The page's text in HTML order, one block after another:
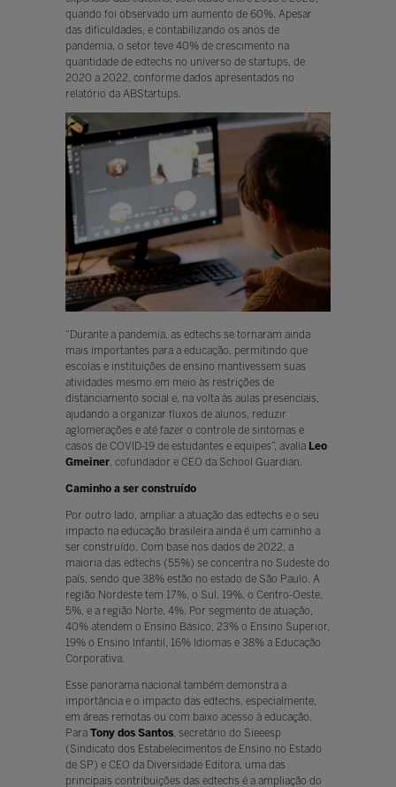
quando foi observado um aumento de 60%. Apesar
das dificuldades, e contabilizando os anos de
pandemia, o setor teve 40% de crescimento na
quantidade de edtechs no universo de startups, de
2020 a 2022, conforme dados apresentados no
relatório da ABStartups.
“Durante a pandemia, as edtechs se tornaram ainda
mais importantes para a educação, permitindo que
escolas e instituições de ensino mantivessem suas
atividades mesmo em meio às restrições de
distanciamento social e, na volta às aulas presenciais,
ajudando a organizar fluxos de alunos, reduzir
aglomerações e até fazer o controle de sintomas e
casos de COVID-19 de estudantes e equipes”, avalia Leo
Gmeiner, cofundador e CEO da School Guardian.
Caminho a ser construído
Por outro lado, ampliar a atuação das edtechs e o seu
impacto na educação brasileira ainda é um caminho a
ser construído. Com base nos dados de 2022, a
maioria das edtechs (55%) se concentra no Sudeste do
país, sendo que 38% estão no estado de São Paulo. A
região Nordeste tem 17%, o Sul, 19%, o Centro-Oeste,
5%, e a região Norte, 4%. Por segmento de atuação,
40% atendem o Ensino Básico, 23% o Ensino Superior,
19% o Ensino Infantil, 16% Idiomas e 38% a Educação
Corporativa.
Esse panorama nacional também demonstra a
importância e o impacto das edtechs, especialmente,
em áreas remotas ou com baixo acesso à educação.
Para Tony dos Santos, secretário do Sieeesp
(Sindicato dos Estabelecimentos de Ensino no Estado
de SP) e CEO da Diversidade Editora, uma das
principais contribuições das edtechs é a ampliação do